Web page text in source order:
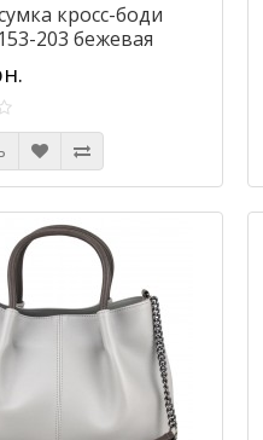
кросс-боди
203 бежевая